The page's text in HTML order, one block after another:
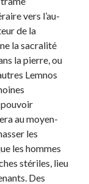
vers l’au-
de la
la sacralité
la pierre, ou
Lemnos
au moyen-
les
les hommes
stériles, lieu
Des